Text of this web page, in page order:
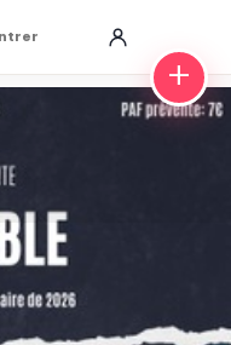
scolaire
+